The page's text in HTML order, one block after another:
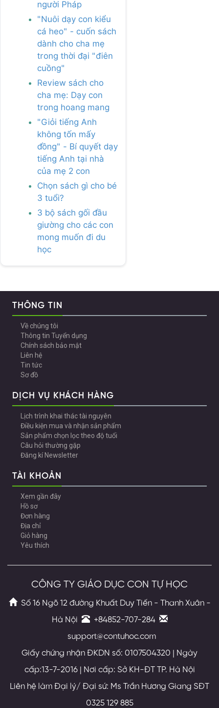
người Pháp
"Nuôi dạy con kiểu
cá heo" - cuốn sách
dành cho cha mẹ
trong thời đại "điên
cuồng"
Review sách cho
cha mẹ: Dạy con
trong hoang mang
"Giỏi tiếng Anh
không tốn mấy
đồng" - Bí quyết dạy
tiếng Anh tại nhà
của mẹ 2 con
Chọn sách gì cho bé
3 tuổi?
3 bộ sách gối đầu
giường cho các con
mong muốn đi du
học
THÔNG TIN
Về chúng tôi
Thông tin Tuyển dụng
Chính sách bảo mật
Liên hệ
Tin tức
Sơ đồ
DỊCH VỤ KHÁCH HÀNG
Lịch trình khai thác tài nguyên
Điều kiện mua và nhận sản phẩm
Sản phẩm chọn lọc theo độ tuổi
Câu hỏi thường gặp
Đăng kí Newsletter
TÀI KHOẢN
Xem gần đây
Hồ sơ
Đơn hàng
Địa chỉ
Giỏ hàng
Yêu thích
CÔNG TY GIÁO DỤC CON TỰ HỌC
Số 16 Ngõ 12 đường Khuất Duy Tiến - Thanh Xuân -
Hà Nội
+84852-707-284
support@contuhoc.com
Giấy chứng nhận ĐKDN số: 0107504320 | Ngày
cấp:13-7-2016 | Nơi cấp: Sở KH-ĐT TP. Hà Nội
Liên hệ làm Đại lý/ Đại sứ: Ms Trần Hương Giang SĐT
0325 129 885